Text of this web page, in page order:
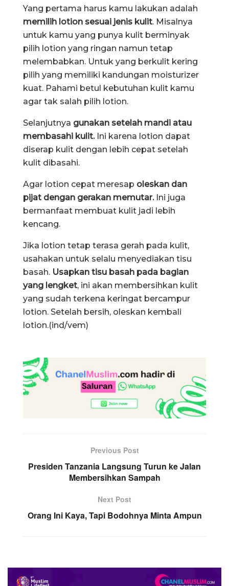
Yang pertama harus kamu lakukan adalah
memilih lotion sesuai jenis kulit. Misalnya
untuk kamu yang punya kulit berminyak
pilih lotion yang ringan namun tetap
melembabkan. Untuk yang berkulit kering
pilih yang memiliki kandungan moisturizer
kuat. Pahami betul kebutuhan kulit kamu
agar tak salah pilih lotion.
Selanjutnya gunakan setelah mandi atau
membasahi kulit.Ini karena lotion dapat
diserap kulit dengan lebih cepat setelah
kulit dibasahi.
Agar lotion cepat meresap oleskan dan
pijat dengan gerakan memutar.Ini juga
bermanfaat membuat kulit jadi lebih
kencang.
Jika lotion tetap terasa gerah pada kulit,
usahakan untuk selalu menyediakan tisu
basah. Usapkan tisu basah pada bagian
yang lengket, ini akan membersihkan kulit
yang sudah terkena keringat bercampur
lotion. Setelah bersih, oleskan kembali
lotion.(ind/vem)
Previous Post
Presiden Tanzania Langsung Turun ke Jalan
Membersihkan Sampah
Next Post
Orang Ini Kaya, Tapi Bodohnya Minta Ampun